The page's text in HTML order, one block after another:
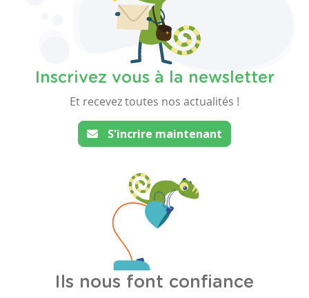
Inscrivez vous à la newsletter
Et recevez toutes nos actualités !
S'incrire maintenant
Ils nous font confiance